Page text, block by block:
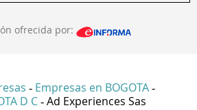
ofrecida por:
- Empresas en BOGOTA -
D C - Ad Experiences Sas